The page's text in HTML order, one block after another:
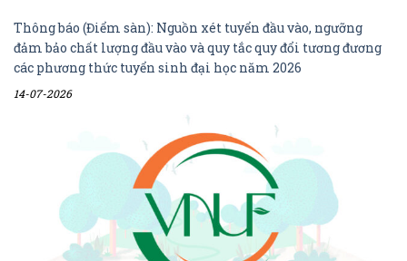
Thông báo (Điểm sàn): Nguồn xét tuyển đầu vào, ngưỡng
đảm bảo chất lượng đầu vào và quy tắc quy đổi tương đương
các phương thức tuyển sinh đại học năm 2026
14-07-2026